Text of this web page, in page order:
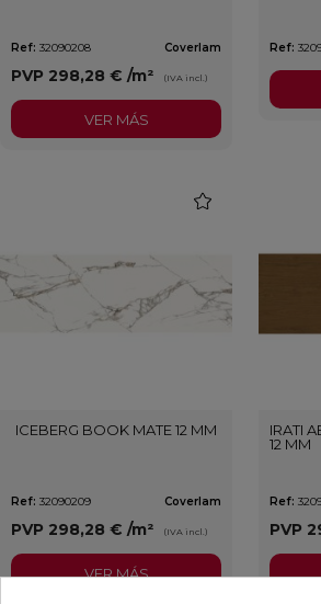
Ref: 32090208 Coverlam
PVP 298,28 € /m² (IVA incl.)
VER MÁS
Ref:
ICEBERG BOOK MATE 12 MM
Ref: 32090209 Coverlam
PVP 298,28 € /m² (IVA incl.)
VER MÁS
IRATI
12 MM
Ref:
PVP